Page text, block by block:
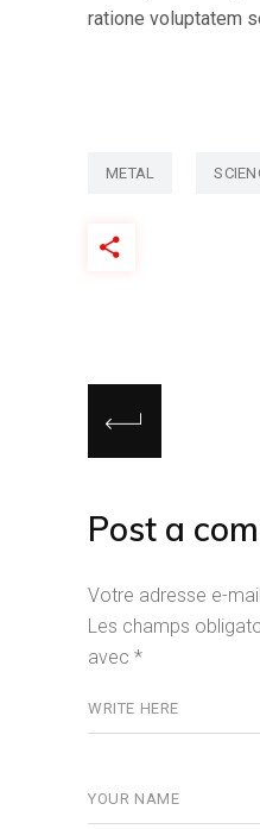
ratione voluptatem
METAL
Post a
Votre adresse e-
Les champs
avec *